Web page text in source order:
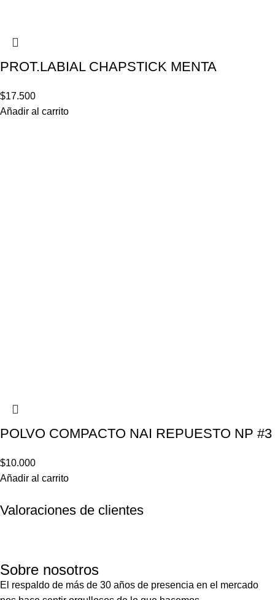
PROT.LABIAL CHAPSTICK MENTA
$17.500
Añadir al carrito
POLVO COMPACTO NAI REPUESTO NP #3
$10.000
Añadir al carrito
Valoraciones de clientes
Sobre nosotros
El respaldo de más de 30 años de presencia en el mercado